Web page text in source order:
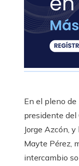
En el pleno de
presidente del
Jorge Azcón,
Mayte Pérez,
intercambio